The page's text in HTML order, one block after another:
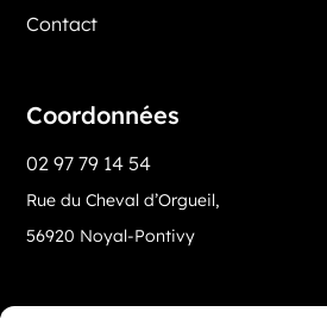
Contact
Coordonnées
02 97 79 14 54
Rue du Cheval d’Orgueil,
56920 Noyal-Pontivy